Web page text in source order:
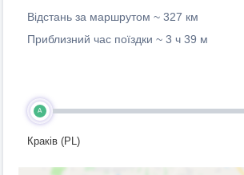
Відстань за маршрутом ~ 327 км
Приблизний час поїздки ~ 3 ч 39 м
A
Краків (PL)